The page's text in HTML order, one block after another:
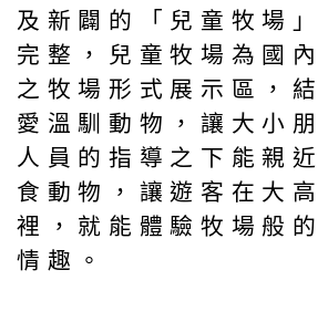
及新闢的「兒童牧場
完整，兒童牧場為國
之牧場形式展示區，
愛溫馴動物，讓大小
人員的指導之下能親
食動物，讓遊客在大
裡，就能體驗牧場般
情趣。